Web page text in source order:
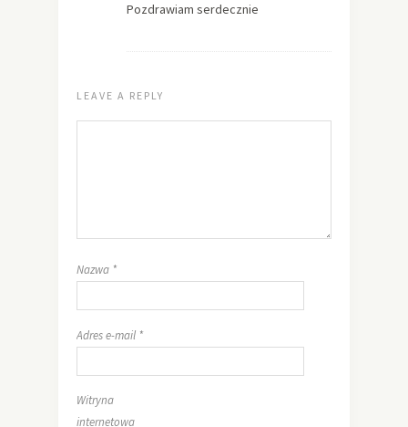
Pozdrawiam serdecznie
LEAVE A REPLY
Nazwa *
Adres e-mail *
Witryna
internetowa